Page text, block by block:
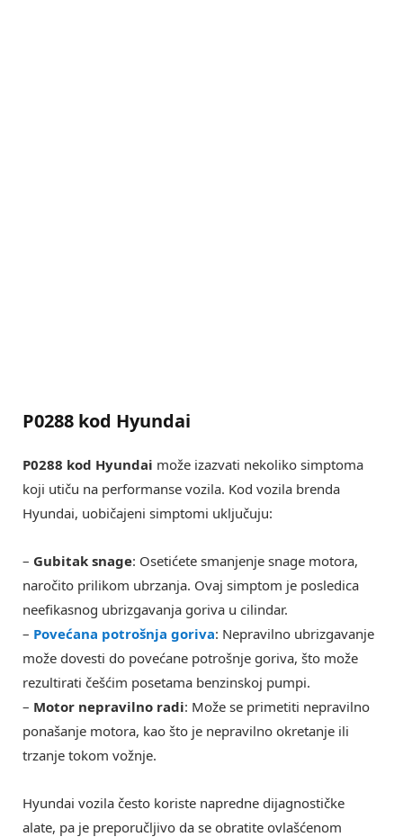
P0288 kod Hyundai
P0288 kod Hyundai može izazvati nekoliko simptoma
koji utiču na performanse vozila. Kod vozila brenda
Hyundai, uobičajeni simptomi uključuju:
– Gubitak snage: Osetićete smanjenje snage motora,
naročito prilikom ubrzanja. Ovaj simptom je posledica
neefikasnog ubrizgavanja goriva u cilindar.
– Povećana potrošnja goriva: Nepravilno ubrizgavanje
može dovesti do povećane potrošnje goriva, što može
rezultirati češćim posetama benzinskoj pumpi.
– Motor nepravilno radi: Može se primetiti nepravilno
ponašanje motora, kao što je nepravilno okretanje ili
trzanje tokom vožnje.
Hyundai vozila često koriste napredne dijagnostičke
alate, pa je preporučljivo da se obratite ovlašćenom